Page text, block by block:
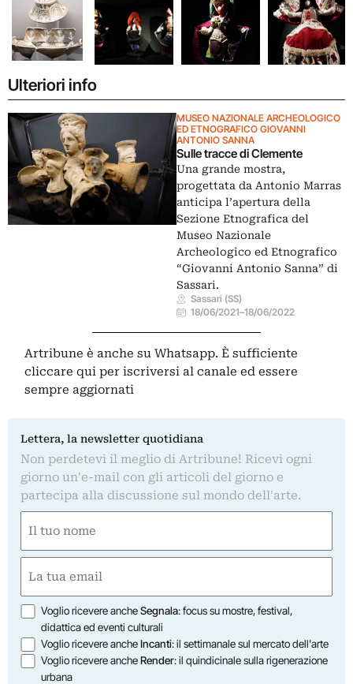
Ulteriori info
MUSEO NAZIONALE ARCHEOLOGICO
ED ETNOGRAFICO GIOVANNI
ANTONIO SANNA
Sulle tracce di Clemente
Una grande mostra,
progettata da Antonio Marras
anticipa l’apertura della
Sezione Etnografica del
Museo Nazionale
Archeologico ed Etnografico
“Giovanni Antonio Sanna” di
Sassari.
Sassari (SS)
18/06/2021–18/06/2022
Artribune è anche su Whatsapp. È sufficiente
cliccare qui per iscriversi al canale ed essere
sempre aggiornati
Lettera, la newsletter quotidiana
Non perdetevi il meglio di Artribune! Ricevi ogni
giorno un'e-mail con gli articoli del giorno e
partecipa alla discussione sul mondo dell'arte.
(Obbligatorio)
Nome
(Obbligatorio)
Opzioni
Voglio ricevere ancheSegnala: focus su mostre, festival,
didattica ed eventi culturali
Voglio ricevere ancheIncanti: il settimanale sul mercato dell'arte
Voglio ricevere ancheRender: il quindicinale sulla rigenerazione
urbana